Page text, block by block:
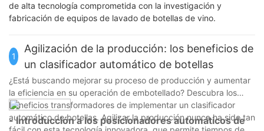
de alta tecnología comprometida con la investigación y
fabricación de equipos de lavado de botellas de vino.
1
Agilización de la producción: los beneficios de
un clasificador automático de botellas
¿Está buscando mejorar su proceso de producción y aumentar
la eficiencia en su operación de embotellado? Descubra los
beneficios transformadores de implementar un clasificador
automático de botellas. Agilizar la producción nunca ha sido tan
- Introducción a los posicionadores automáticos de